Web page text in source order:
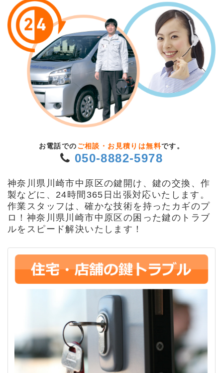
お電話での ご相談・お見積りは無料です。
050-8882-5978
神奈川県川崎市中原区の鍵開け、鍵の交換、作
製などに、24時間365日出張対応いたします。
作業スタッフは、確かな技術を持ったカギのプ
ロ！神奈川県川崎市中原区の困った鍵のトラブ
ルをスピード解決いたします！